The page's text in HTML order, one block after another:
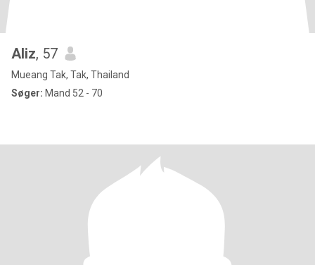
Aliz, 57
Mueang Tak, Tak, Thailand
Søger: Mand 52 - 70